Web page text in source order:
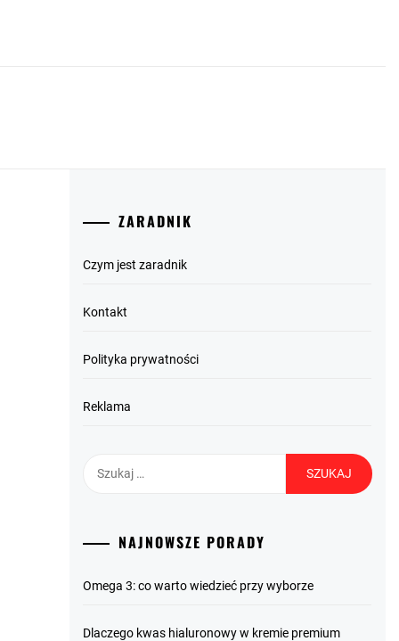
ZARADNIK
Czym jest zaradnik
Kontakt
Polityka prywatności
Reklama
NAJNOWSZE PORADY
Omega 3: co warto wiedzieć przy wyborze
Dlaczego kwas hialuronowy w kremie premium